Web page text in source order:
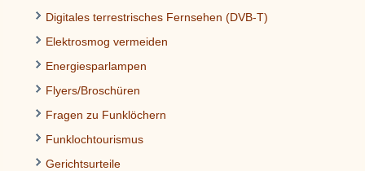
Digitales terrestrisches Fernsehen (DVB-T)
Elektrosmog vermeiden
Energiesparlampen
Flyers/Broschüren
Fragen zu Funklöchern
Funklochtourismus
Gerichtsurteile